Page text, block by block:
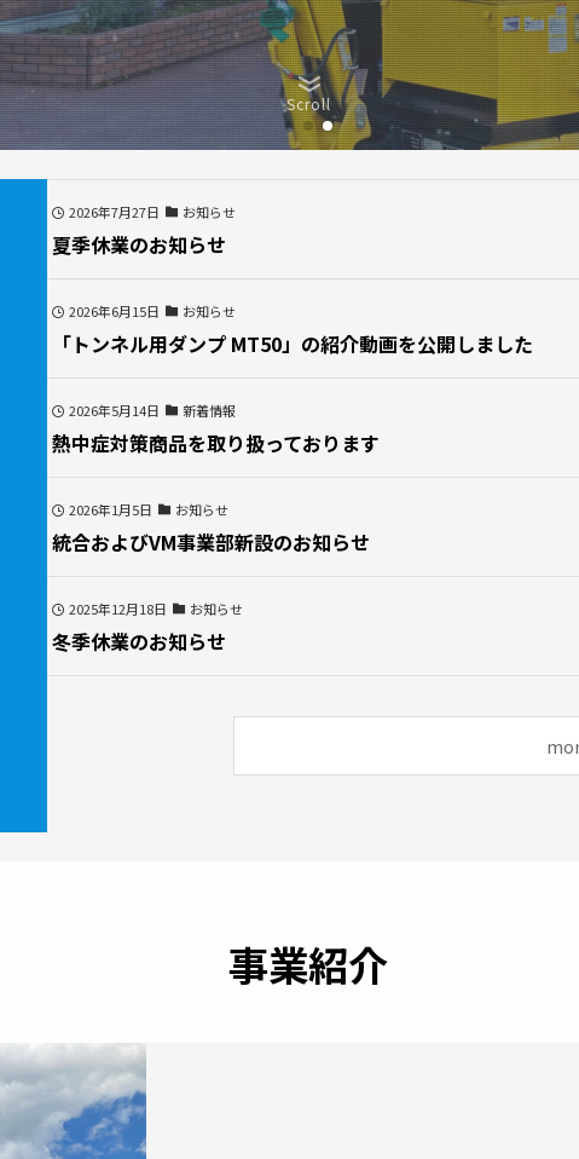
Scroll
2026年7月27日 お知らせ
夏季休業のお知らせ
2026年6月15日 お知らせ
「トンネル用ダンプ MT50」の紹介動画を公開しました
2026年5月14日 新着情報
熱中症対策商品を取り扱っております
2026年1月5日 お知らせ
統合およびVM事業部新設のお知らせ
2025年12月18日 お知らせ
冬季休業のお知らせ
事業紹介